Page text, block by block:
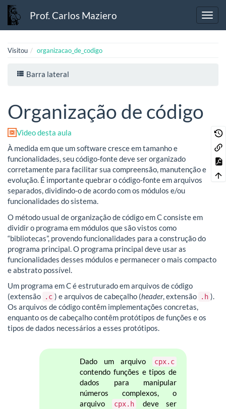
Prof. Carlos Maziero
Visitou organizacao_de_codigo
Barra lateral
Organização de código
Video desta aula
À medida em que um software cresce em tamanho e
funcionalidades, seu código-fonte deve ser organizado
corretamente para facilitar sua compreensão, manutenção e
evolução. É importante quebrar o código-fonte em arquivos
separados, dividindo-o de acordo com os módulos e/ou
funcionalidades do sistema.
O método usual de organização de código em C consiste em
dividir o programa em módulos que são vistos como
“bibliotecas”, provendo funcionalidades para a construção do
programa principal. O programa principal deve usar as
funcionalidades desses módulos e permanecer o mais compacto
e abstrato possível.
Um programa em C é estruturado em arquivos de código
(extensão
.c ) e arquivos de cabeçalho (header, extensão .h ).
Os arquivos de código contêm implementações concretas,
enquanto os de cabeçalho contêm protótipos de funções e os
tipos de dados necessários a esses protótipos.
Dado um arquivo cpx.c
contendo funções e tipos de
dados para manipular
números complexos, o
arquivo
cpx.h
deve ser